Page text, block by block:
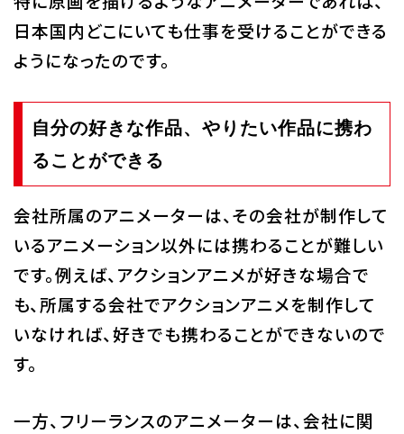
日本国内どこにいても仕事を受けることができる
ようになったのです。
自分の好きな作品、やりたい作品に携わ
ることができる
会社所属のアニメーターは、その会社が制作して
いるアニメーション以外には携わることが難しい
です。例えば、アクションアニメが好きな場合で
も、所属する会社でアクションアニメを制作して
いなければ、好きでも携わることができないので
す。
一方、フリーランスのアニメーターは、会社に関